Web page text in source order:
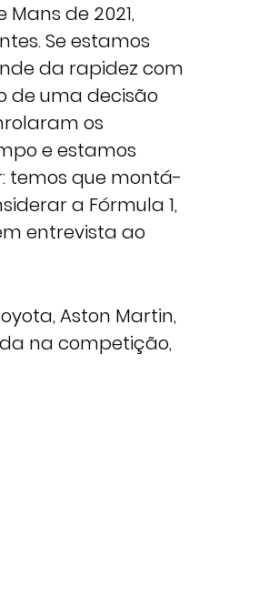
de 2021,
Se estamos
da rapidez com
de uma decisão
os
e estamos
temos que montá-
a Fórmula 1,
entrevista ao
Aston Martin,
na competição,